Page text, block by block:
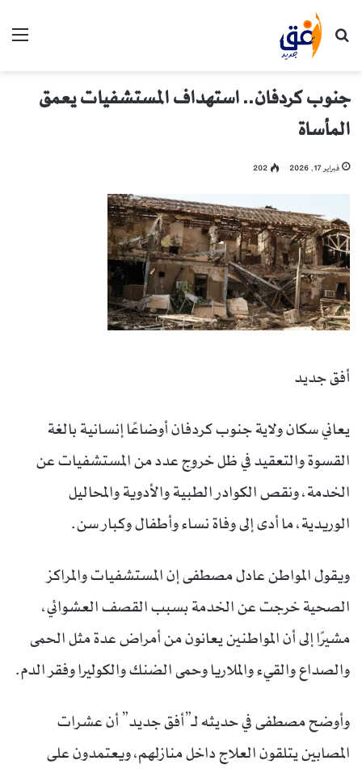
بحث عن
جنوب كردفان.. استهداف المستشفيات يعمق
المأساة
فبراير 17, 2026 202
أفق جديد
يعاني سكان ولاية جنوب كردفان أوضاعًا إنسانية بالغة
القسوة والتعقيد في ظل خروج عدد من المستشفيات عن
الخدمة، ونقص الكوادر الطبية والأدوية والمحاليل
الوريدية، ما أدى إلى وفاة نساء وأطفال وكبار سن.
ويقول المواطن عادل مصطفى إن المستشفيات والمراكز
الصحية خرجت عن الخدمة بسبب القصف العشوائي،
مشيرًا إلى أن المواطنين يعانون من أمراض عدة مثل الحمى
والصداع والقيء والملاريا وحمى الضنك والكوليرا وفقر الدم.
وأوضح مصطفى في حديثه لـ”أفق جديد” أن عشرات
المصابين يتلقون العلاج داخل منازلهم، ويعتمدون على